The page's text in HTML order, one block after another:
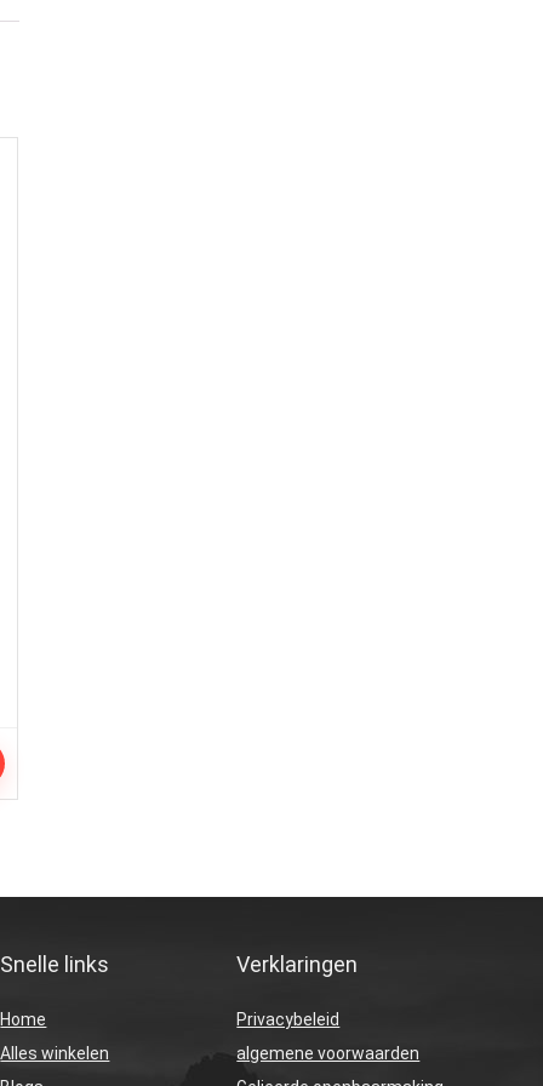
Snelle links
Home
Alles winkelen
Verklaringen
Privacybeleid
algemene voorwaarden